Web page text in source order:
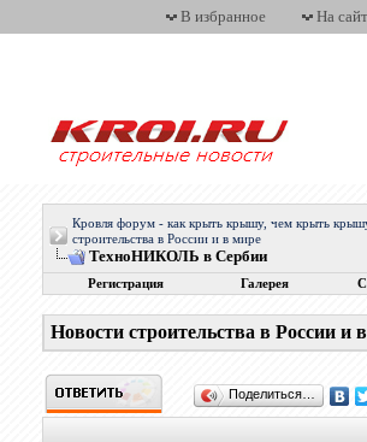
В избранное На сайт
Кровля форум - как крыть крышу, чем крыть
строительства в России и в мире
ТехноНИКОЛЬ в Сербии
Регистрация Галерея
Новости строительства в России и
Поделиться…